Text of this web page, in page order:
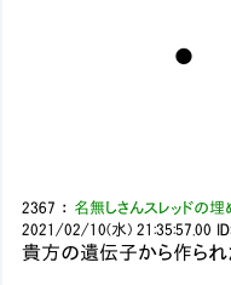
● ● ● ●
2367 ： 名無しさんスレッドの
2021/02/10(水) 21:35:57.00
貴方の遺伝子から作られ